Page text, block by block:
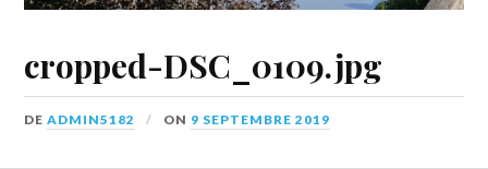
cropped-DSC_0109.jpg
DEADMIN5182 ON 9 SEPTEMBRE 2019